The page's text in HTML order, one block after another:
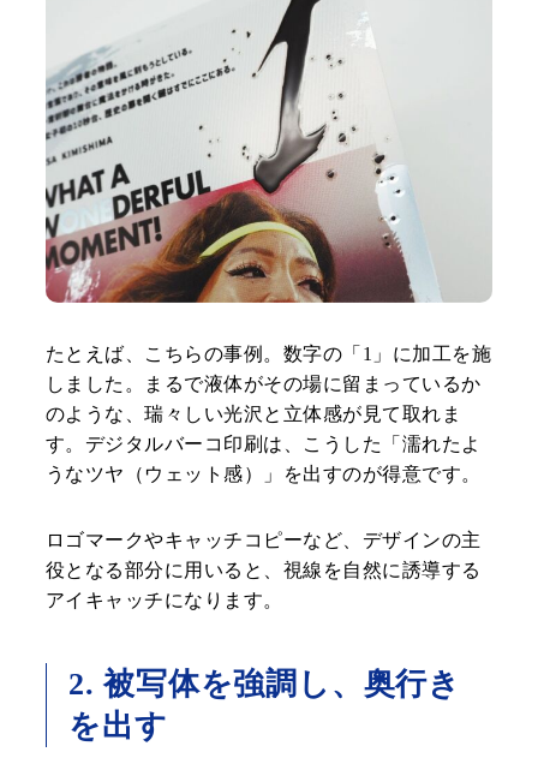
たとえば、こちらの事例。数字の「1」に加工を施
しました。まるで液体がその場に留まっているか
のような、瑞々しい光沢と立体感が見て取れま
す。デジタルバーコ印刷は、こうした「濡れたよ
うなツヤ（ウェット感）」を出すのが得意です。
ロゴマークやキャッチコピーなど、デザインの主
役となる部分に用いると、視線を自然に誘導する
アイキャッチになります。
2. 被写体を強調し、奥行き
を出す